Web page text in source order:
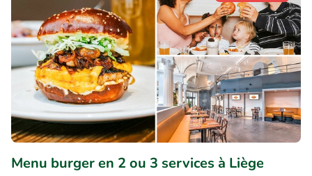
Menu burger en 2 ou 3 services à Liège